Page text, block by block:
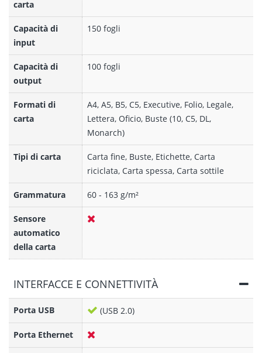
carta
Capacità di
input
150 fogli
Capacità di
output
100 fogli
Formati di
carta
A4, A5, B5, C5, Executive, Folio, Legale,
Lettera, Oficio, Buste (10, C5, DL,
Monarch)
Tipi di carta
Carta fine, Buste, Etichette, Carta
riciclata, Carta spessa, Carta sottile
Grammatura 60 - 163 g/m²
Sensore
automatico
della carta
INTERFACCE E CONNETTIVITÀ
Porta USB (USB 2.0)
Porta Ethernet